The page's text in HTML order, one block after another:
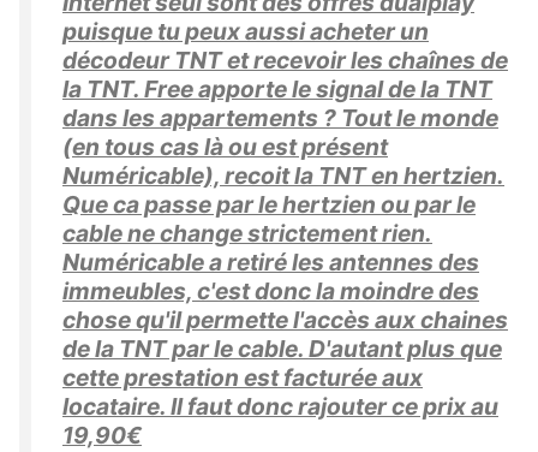
puisque tu peux aussi acheter un
décodeur TNT et recevoir les chaînes de
la TNT. Free apporte le signal de la TNT
dans les appartements ? Tout le monde
(en tous cas là ou est présent
Numéricable), recoit la TNT en hertzien.
Que ca passe par le hertzien ou par le
cable ne change strictement rien.
Numéricable a retiré les antennes des
immeubles, c'est donc la moindre des
chose qu'il permette l'accès aux chaines
de la TNT par le cable. D'autant plus que
cette prestation est facturée aux
locataire. Il faut donc rajouter ce prix au
19,90€